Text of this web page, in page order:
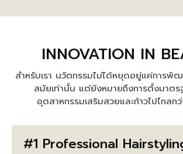
INNOVATION IN
สำหรับเรา นวัตกรรมไม่ได้หยุดอยู่แค่การ
สมัยเท่านั้น แต่ยังหมายถึงการตั้งมาตร
อุตสาหกรรมเสริมสวยและก้าวไปไกลก
#1 Professional